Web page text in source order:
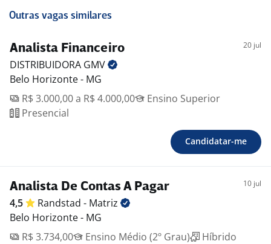
Outras vagas similares
Analista Financeiro 20 jul
DISTRIBUIDORA GMV
Belo Horizonte - MG
R$ 3.000,00 a R$ 4.000,00
Ensino Superior
Presencial
Candidatar-me
Analista De Contas A Pagar 10 jul
4,5 Randstad - Matriz
Belo Horizonte - MG
R$ 3.734,00
Ensino Médio (2º Grau) Híbrido